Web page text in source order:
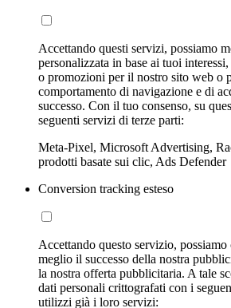
Accettando questi servizi, possiamo
personalizzata in base ai tuoi
o promozioni per il nostro sito web o
comportamento di navigazione e di
successo. Con il tuo consenso, su
seguenti servizi di terze parti:
Meta-Pixel, Microsoft Advertising,
prodotti basate sui clic, Ads Defender
Conversion tracking esteso
Accettando questo servizio,
meglio il successo della nostra
la nostra offerta pubblicitaria. A tale
dati personali crittografati con i
utilizzi già i loro servizi: